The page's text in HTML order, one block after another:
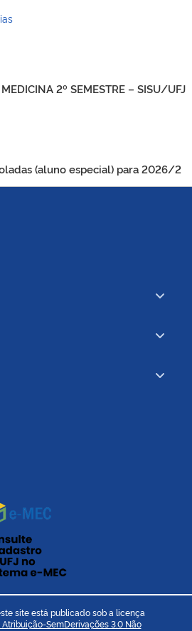
2º SEMESTRE – SISU/UFJ
(aluno especial) para 2026/2
site está publicado sob a licença
SemDerivações 3.0 Não